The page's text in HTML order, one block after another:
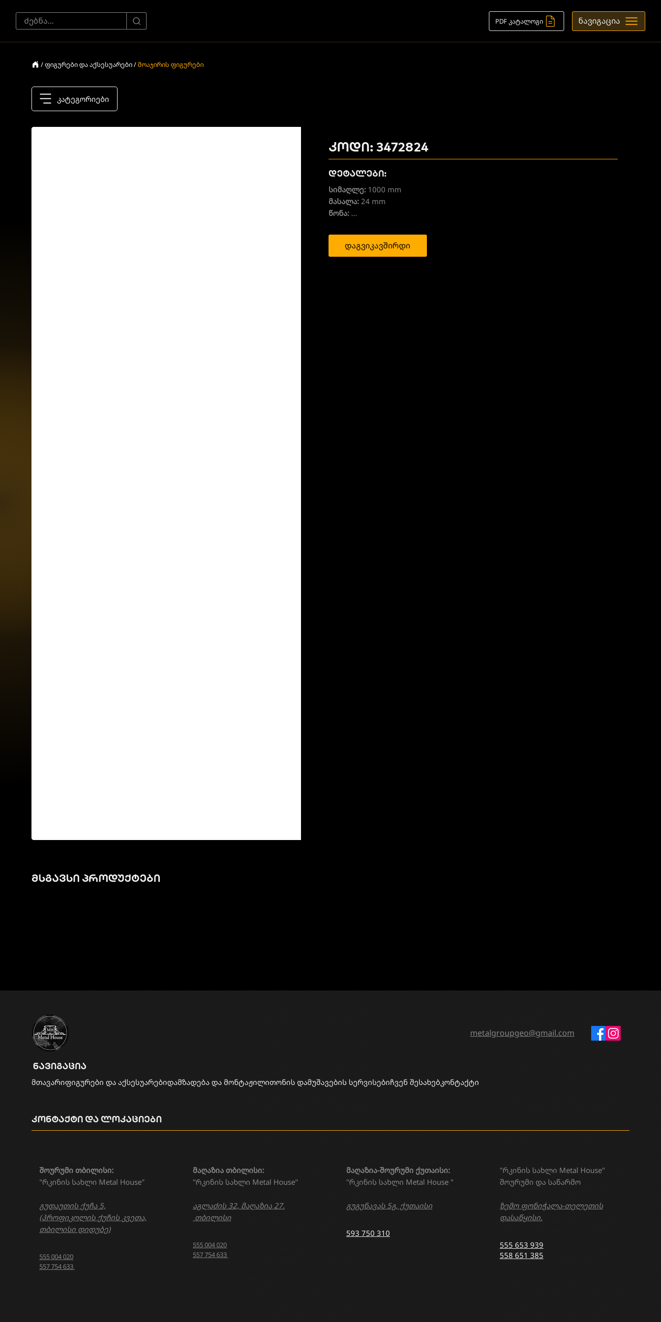
PDF კატალოგი ნავიგაცია
/ ფიგურები და აქსესუარები /მოაჯირის ფიგურები
კატეგორიები
კოდი: 3472824
დეტალები:
სიმაღლე:1000 mm
მასალა:24 mm
წონა:...
დაგვიკავშირდი
მსგავსი პროდუქტები
ნავიგაცია
მთავარიფიგურები და აქსესუარებიდამზადება და მონტაჟი​ლითონის დამუშავების სერვისებიჩვენ შესახებკონტაქტი
"რკინის სახლი Metal House"
შოურუმი და საწარმო
ზემო ფონიჭალა-თელეთის
დასაწყისი.
555 653 939
558 651 385
მაღაზია თბილისი:
"რკინის სახლი Metal House"
აგლაძის 32, მაღაზია 27.
თბილისი
555 004 020
557 754 633
მაღაზია-შოურუმი ქუთაისი:
"რკინის სახლი Metal House "
გუგუნავას 5გ, ქუთაისი
593 750 310
შოურუმი თბილისი:
"რკინის სახლი Metal House"
გუდაუთის ქუჩა 5,
(პროფიკოლის ქუჩის კვეთა,
თბილისი დიდუბე)
555 004 020
557 754 633
კონტაქტი და ლოკაციები
metalgroupgeo@gmail.com